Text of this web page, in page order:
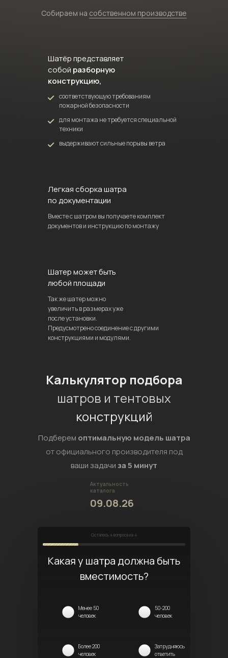
Собираем на собственном производстве
Шатёр представляет
собой разборную
конструкцию,
соответствующую требованиям
пожарной безопасности
для монтажа не требуется специальной
техники
выдерживают сильные порывы ветра
Легкая сборка шатра
по документации
Вместе с шатром вы получаете комплект
документов и инструкцию по монтажу
Шатер может быть
любой площади
Так же шатер можно
увеличить в размерах уже
после установки.
Предусмотрено соединение с другими
конструкциями и модулями.
Калькулятор подбора
шатров и тентовых
конструкций
Подберем оптимальную модель шатра
от официального производителя под
ваши задачиза 5 минут
Актуальность
каталога
09.08.26
Осталось 4 вопроса из 4
Какая у шатра должна быть
вместимость?
Менее 50
человек
50-200
человек
Более 200
человек
Затрудняюсь
ответить